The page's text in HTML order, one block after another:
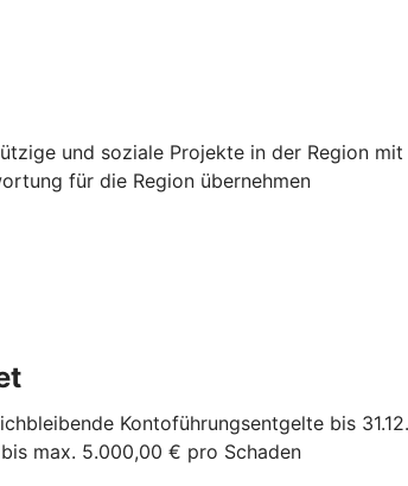
und soziale Projekte in der Region
für die Region übernehmen
Kontoführungsentgelte bis
max. 5.000,00 € pro Schaden